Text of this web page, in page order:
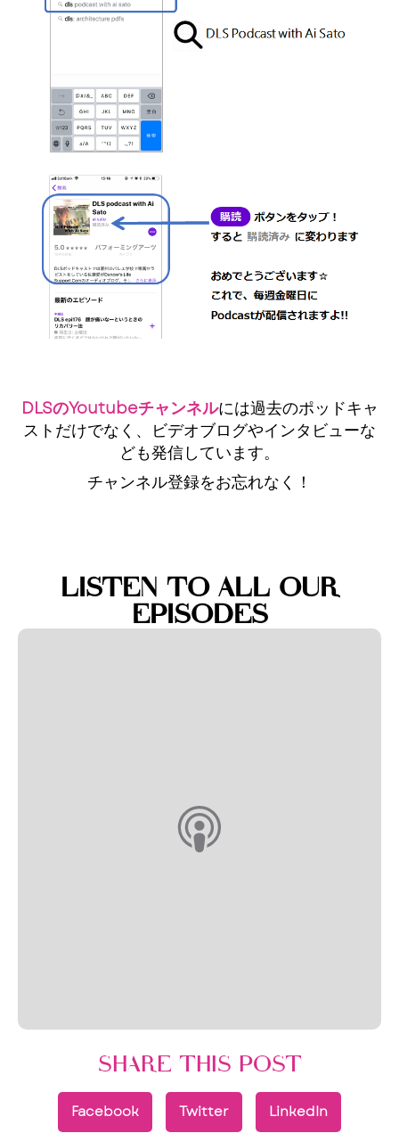
DLSのYoutubeチャンネルには過去のポッドキャ
ストだけでなく、ビデオブログやインタビューな
ども発信しています。
チャンネル登録をお忘れなく！
LISTEN TO ALL OUR
EPISODES
SHARE THIS POST
Facebook Twitter LinkedIn